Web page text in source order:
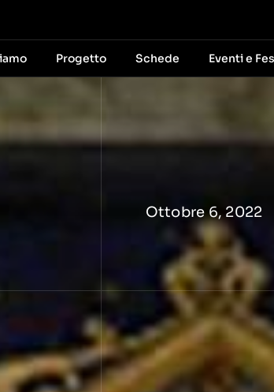
Progetto Schede Eventi e
Ottobre 6, 2022